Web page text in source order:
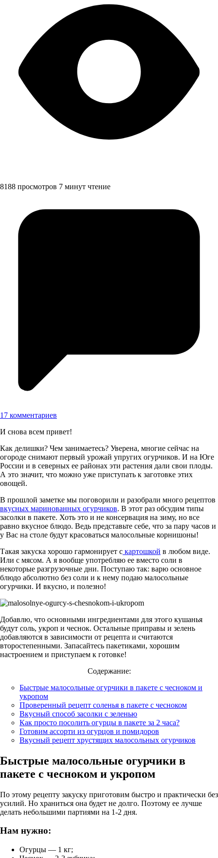
8188 просмотров 7 минут чтение
17 комментариев
И снова всем привет!
Как делишки? Чем занимаетесь? Уверена, многие сейчас на
огороде снимают первый урожай упругих огурчиков. И на Юге
России и в северных ее районах эти растения дали свои плоды.
А это значит, что можно уже приступать к заготовке этих
овощей.
В прошлой заметке мы поговорили и разобрали много рецептов
вкусных маринованных огурчиков. В этот раз обсудим типы
засолки в пакете. Хоть это и не консервация на зиму, но все
равно вкусное блюдо. Ведь представьте себе, что за пару часов и
у Вас на столе будут красоваться малосольные корнишоны!
Такая закуска хорошо гармонирует с картошкой в любом виде.
Или с мясом. А я вообще употребляю ее вместо соли в
некоторые разгрузочные дни. Поступаю так: варю основное
блюдо абсолютно без соли и к нему подаю малосольные
огурчики. И вкусно, и полезно!
Добавлю, что основными ингредиентами для этого кушанья
будут соль, укроп и чеснок. Остальные приправы и зелень
добавляются в зависимости от рецепта и считаются
второстепенными. Запасайтесь пакетиками, хорошим
настроением и приступаем к готовке!
Содержание:
Быстрые малосольные огурчики в пакете с чесноком и
укропом
Проверенный рецепт соленья в пакете с чесноком
Вкусный способ засолки с зеленью
Как просто посолить огурцы в пакете за 2 часа?
Готовим ассорти из огурцов и помидоров
Вкусный рецепт хрустящих малосольных огурчиков
Быстрые малосольные огурчики в
пакете с чесноком и укропом
По этому рецепту закуску приготовим быстро и практически без
усилий. Но храниться она будет не долго. Поэтому ее лучше
делать небольшими партиями на 1-2 дня.
Нам нужно:
Огурцы — 1 кг;